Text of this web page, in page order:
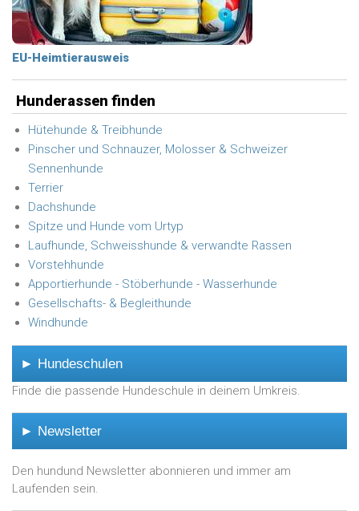
EU-Heimtierausweis
Hunderassen finden
Hütehunde & Treibhunde
Pinscher und Schnauzer, Molosser & Schweizer
Sennenhunde
Terrier
Dachshunde
Spitze und Hunde vom Urtyp
Laufhunde, Schweisshunde & verwandte Rassen
Vorstehhunde
Apportierhunde - Stöberhunde - Wasserhunde
Gesellschafts- & Begleithunde
Windhunde
► Hundeschulen
Finde die passende Hundeschule in deinem Umkreis.
► Newsletter
Den hundund Newsletter abonnieren und immer am
Laufenden sein.